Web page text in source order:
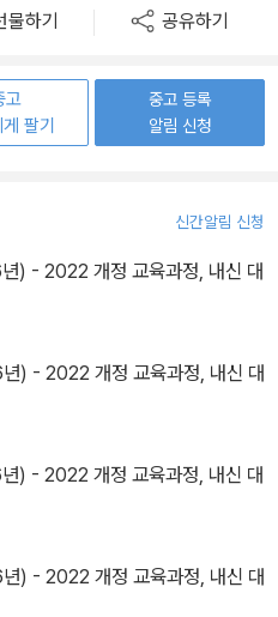
물하기 공유하기
고
팔기
중고 등록
알림 신청
신간알림 신청
) - 2022 개정 교육과정, 내신 대
) - 2022 개정 교육과정, 내신 대
) - 2022 개정 교육과정, 내신 대
) - 2022 개정 교육과정, 내신 대